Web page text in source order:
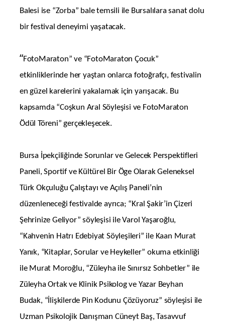
Balesi ise “Zorba” bale temsili ile Bursalılara sanat dolu
bir festival deneyimi yaşatacak.
“FotoMaraton” ve “FotoMaraton Çocuk”
etkinliklerinde her yaştan onlarca fotoğrafçı, festivalin
en güzel karelerini yakalamak için yarışacak. Bu
kapsamda “Coşkun Aral Söyleşisi ve FotoMaraton
Ödül Töreni” gerçekleşecek.
Bursa İpekçiliğinde Sorunlar ve Gelecek Perspektifleri
Paneli, Sportif ve Kültürel Bir Öge Olarak Geleneksel
Türk Okçuluğu Çalıştayı ve Açılış Paneli’nin
düzenleneceği festivalde ayrıca; “Kral Şakir’in Çizeri
Şehrinize Geliyor” söyleşisi ile Varol Yaşaroğlu,
“Kahvenin Hatrı Edebiyat Söyleşileri” ile Kaan Murat
Yanık, “Kitaplar, Sorular ve Heykeller” okuma etkinliği
ile Murat Moroğlu, “Züleyha ile Sınırsız Sohbetler” ile
Züleyha Ortak ve Klinik Psikolog ve Yazar Beyhan
Budak, “İlişkilerde Pin Kodunu Çözüyoruz” söyleşisi ile
Uzman Psikolojik Danışman Cüneyt Baş, Tasavvuf